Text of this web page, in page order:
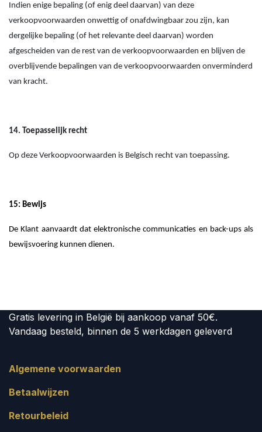
Indien enige bepaling (of enig deel daarvan) van deze
verkoopvoorwaarden onwettig of onafdwingbaar zou zijn, kan
dergelijke bepaling (of het relevante deel daarvan) worden
afgescheiden van de rest van de verkoopvoorwaarden en blijven de
overblijvende bepalingen van de verkoopvoorwaarden onverminderd
van kracht.
14. Toepasselijk recht
Op deze Verkoopvoorwaarden is Belgisch recht van toepassing.
15: Bewijs
De Klant aanvaardt dat elektronische communicaties en back-ups als
bewijsvoering kunnen dienen.
Gratis levering in België bij aankoop vanaf 50€.
Vandaag besteld, binnen de 5 werkdagen geleverd
Algemene voorwaarden
Betaalwijzen
Retourbeleid